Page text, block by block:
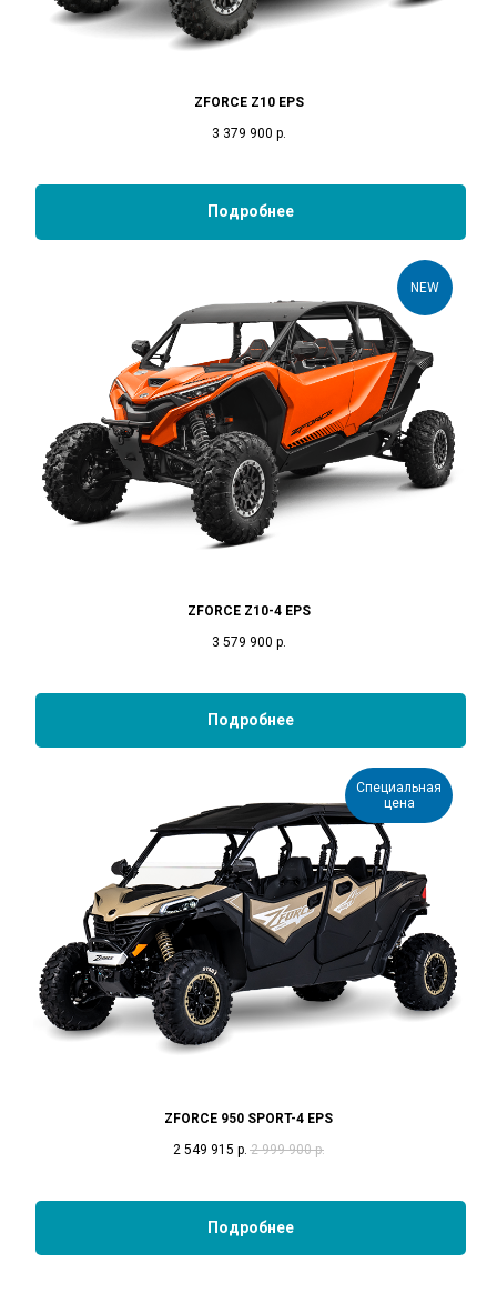
ZFORCE Z10 EPS
3 379 900 р.
Подробнее
NEW
ZFORCE Z10-4 EPS
3 579 900 р.
Подробнее
Специальная
цена
ZFORCE 950 SPORT-4 EPS
2 549 915 р. 2 999 900 р.
Подробнее